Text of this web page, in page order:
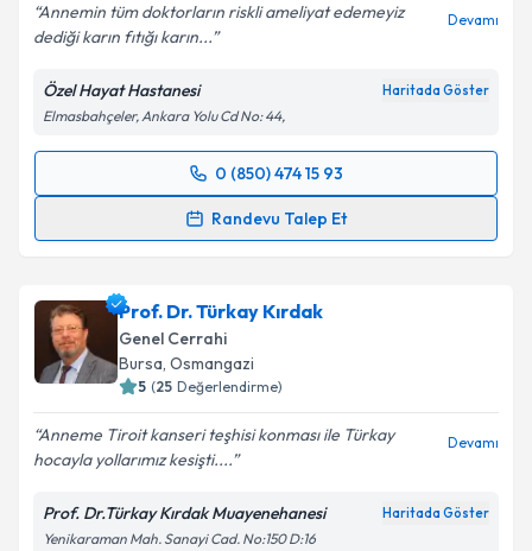
Metni'ni okudum ve kişisel verilerimin belirtilen
kapsamda işlenmesini kabul ediyorum.
Takvim Talebini Gönder
Annemin tüm doktorların riskli ameliyat edemeyiz
dediği karın fıtığı karın...
Devamı
Özel Hayat Hastanesi Haritada Göster
Elmasbahçeler, Ankara Yolu Cd No: 44,
0 (850) 474 15 93
Randevu Talep Et
Randevu Takvimi Talebi
için bir takvim hazırlandığında e-posta ile
bilgilendireceğiz.
E-posta Adresiniz
Metni 'ni okudum ve kişisel verilerimin belirtilen
Prof. Dr. Türkay Kırdak
Genel Cerrahi
Bursa, Osmangazi
5 (25 Değerlendirme)
Anneme Tiroit kanseri teşhisi konması ile Türkay
hocayla yollarımız kesişti....
Devamı
Prof. Dr.Türkay Kırdak Muayenehanesi Haritada Göster
Yenikaraman Mah. Sanayi Cad. No:150 D:16